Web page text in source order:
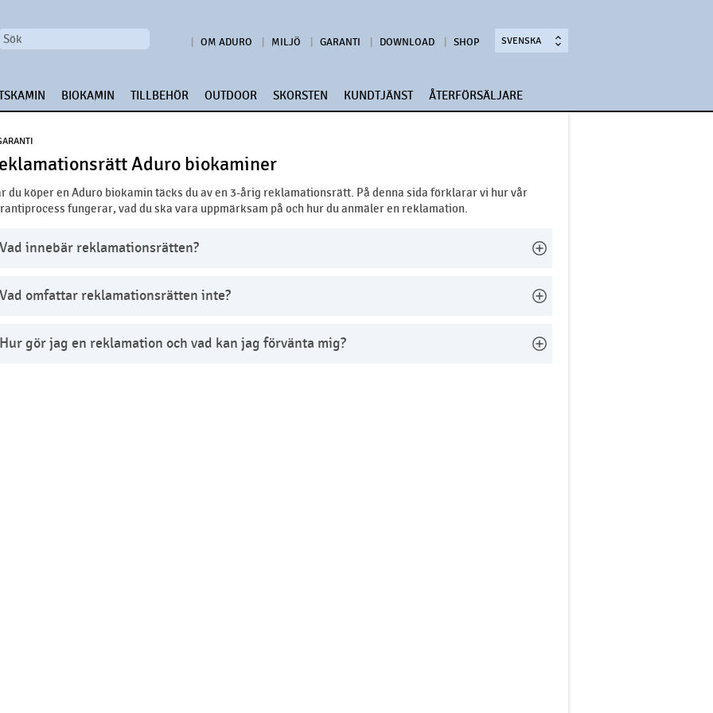
SVENSKA
OM ADURO MILJÖ GARANTI DOWNLOAD SHOP
BIOKAMIN TILLBEHÖR OUTDOOR SKORSTEN KUNDTJÄNST ÅTERFÖRSÄLJARE
Aduro biokaminer
du köper en Aduro biokamin täcks du av en 3-årig reklamationsrätt. På denna sida förklarar vi hur vår
fungerar, vad du ska vara uppmärksam på och hur du anmäler en reklamation.
Vad innebär reklamationsrätten?
Vad omfattar reklamationsrätten inte?
Hur gör jag en reklamation och vad kan jag förvänta mig?